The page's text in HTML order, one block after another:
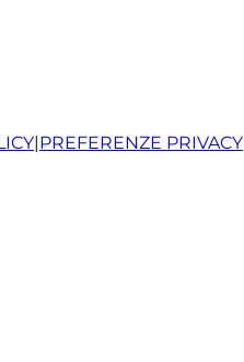
|PREFERENZE PRIVACY